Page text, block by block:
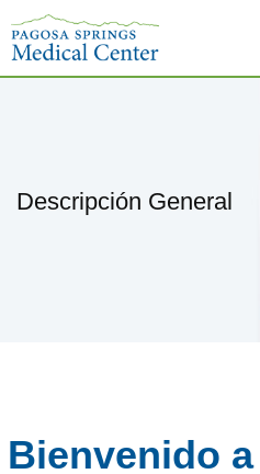
Descripción General
Bienvenido a